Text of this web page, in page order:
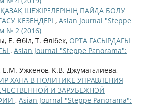
ҚАЗАҚ ШЕЖІРЕЛЕРІНІҢ ПАЙДА БОЛУ
КЕЗЕҢДЕРІ , Asian Journal "Steppe
№ 2 (2016)
Е. Əбіл, Т. Əлібек, ОРТА ҒАСЫРДАҒЫ
, Asian Journal "Steppe Panorama":
Е.М. Ужкенов, К.В. Джумагалиева,
ХАНА В ПОЛИТИКЕ УПРАВЛЕНИЯ
И ЗАРУБЕЖНОЙ
, Asian Journal "Steppe Panorama":